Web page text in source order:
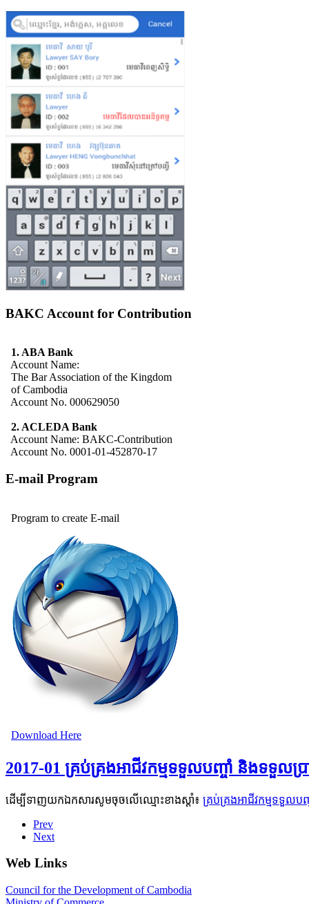
BAKC Account for Contribution
1. ABA Bank
Account Name:
The Bar Association of the Kingdom
of Cambodia
Account No. 000629050
2. ACLEDA Bank
Account Name: BAKC-Contribution
Account No. 0001-01-452870-17
E-mail Program
Program to create E-mail
Download Here
2017-01 គ្រប់គ្រងអាជីវកម្មទទួលបញ្ចាំ និងទទួ
ដើម្បីទាញយកឯកសារសូមចុចលើឈ្មោះខាងស្តាំ៖ គ្រប់គ្រងអាជីវកម្មទទួល
Prev
Next
Web Links
Council for the Development of Cambodia